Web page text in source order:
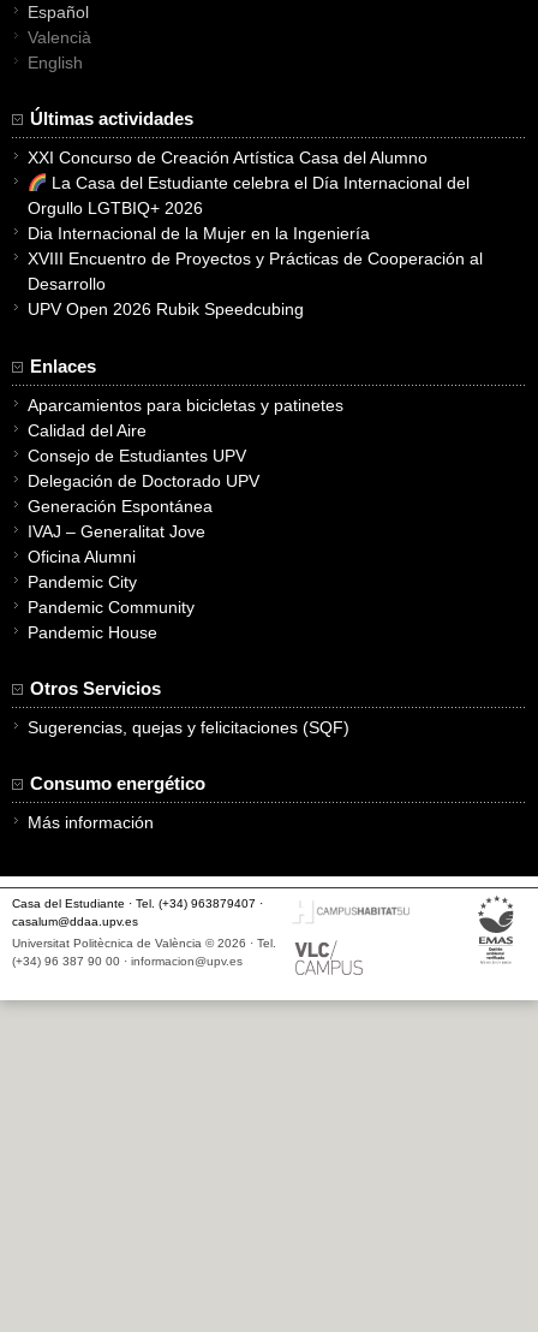
Español
Valencià
English
Últimas actividades
XXI Concurso de Creación Artística Casa del Alumno
La Casa del Estudiante celebra el Día Internacional del
Orgullo LGTBIQ+ 2026
Dia Internacional de la Mujer en la Ingeniería
XVIII Encuentro de Proyectos y Prácticas de Cooperación al
Desarrollo
UPV Open 2026 Rubik Speedcubing
Enlaces
Aparcamientos para bicicletas y patinetes
Calidad del Aire
Consejo de Estudiantes UPV
Delegación de Doctorado UPV
Generación Espontánea
IVAJ – Generalitat Jove
Oficina Alumni
Pandemic City
Pandemic Community
Pandemic House
Otros Servicios
Sugerencias, quejas y felicitaciones (SQF)
Consumo energético
Más información
Casa del Estudiante · Tel. (+34) 963879407 ·
casalum@ddaa.upv.es
Universitat Politècnica de València © 2026 · Tel.
(+34) 96 387 90 00 · informacion@upv.es